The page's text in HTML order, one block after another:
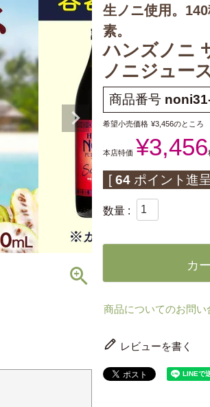
生ノニ使用。
素。
ハンズノニ
ノニジュー
商品番号
希望小売価格 ¥3,456のところ
本店特価 ¥3,456
[ 64 ポイント進
カ
商品についてのお問い
レビューを書く